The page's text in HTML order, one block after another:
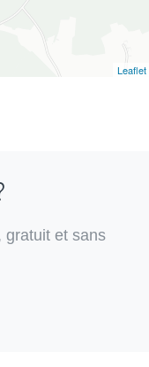
Leaflet
gratuit et sans